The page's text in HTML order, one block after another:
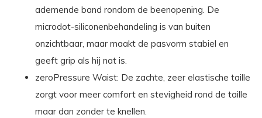
ademende band rondom de beenopening. De
microdot-siliconenbehandeling is van buiten
onzichtbaar, maar maakt de pasvorm stabiel en
geeft grip als hij nat is.
zeroPressure Waist: De zachte, zeer elastische taille
zorgt voor meer comfort en stevigheid rond de taille
maar dan zonder te knellen.